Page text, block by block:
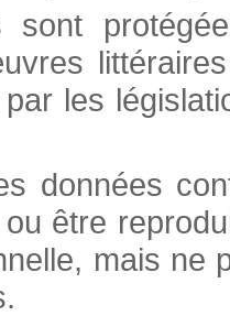
sont
les
données
être
mais ne